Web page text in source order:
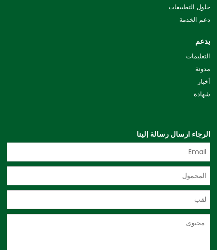
حلول التطبيقات
دعم الخدمة
يدعم
التعليمات
مدونة
أخبار
شهادة
الرجاء ارسال رسالة إلينا